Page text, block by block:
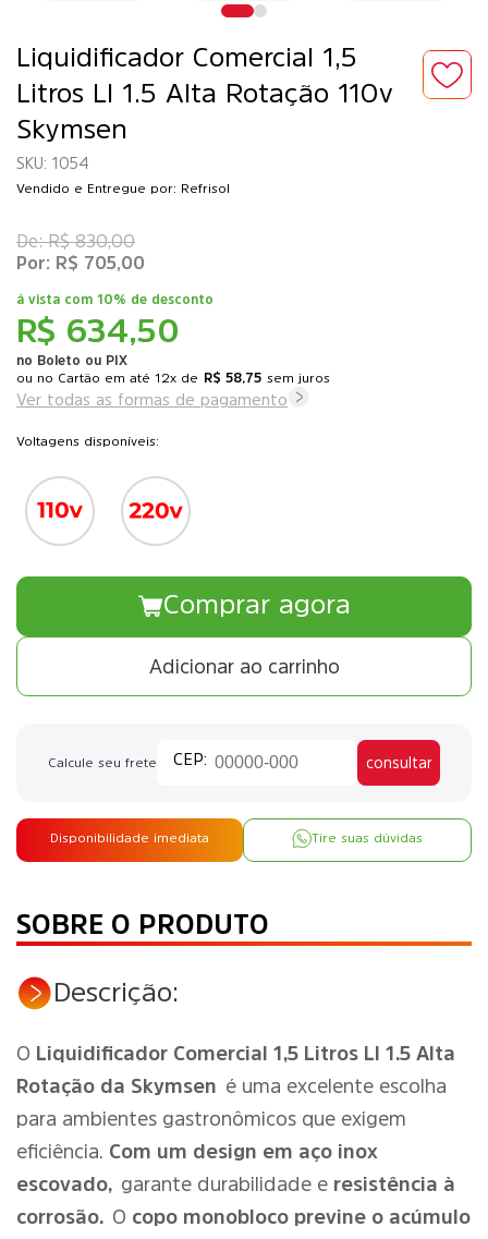
Liquidificador Comercial 1,5
Litros LI 1.5 Alta Rotação 110v
Skymsen
1054
Vendido e Entregue por: Refrisol
R$ 634,50
no Boleto ou PIX
à vista com 10% de desconto
R$ 830,00
R$ 705,00
ou 12x de R$ 58,75 sem juros
Ver todas as formas de pagamento
Voltagens disponíveis:
Adicionar ao carrinho
Comprar agora
Calcule seu frete consultar
Disponibilidade imediata Tire suas dúvidas
SOBRE O PRODUTO
Descrição:
O Liquidificador Comercial 1,5 Litros LI 1.5 Alta
Rotação da Skymsen é uma excelente escolha
para ambientes gastronômicos que exigem
eficiência. Com um design em aço inox
escovado, garante durabilidade e resistência à
corrosão. O copo monobloco previne o acúmulo